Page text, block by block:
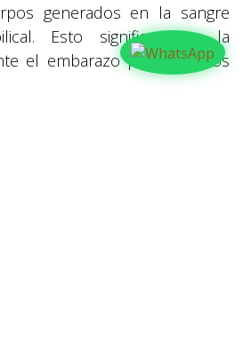
generados en la sangre
Esto significa que la
el embarazo protege a los